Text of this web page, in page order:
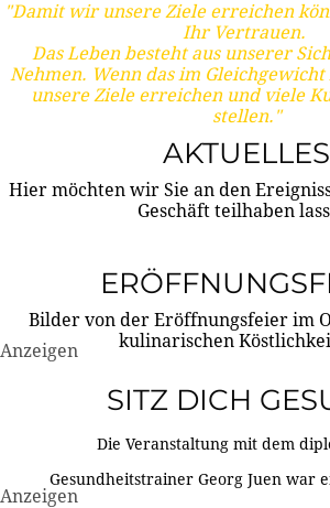
"Damit wir unsere Ziele erreichen
Ihr Vertrauen.
Das Leben besteht aus unserer
Nehmen. Wenn das im
unsere Ziele erreichen und viele
stellen."
AKTUELLES
Hier möchten wir Sie an den
Geschäft teilhaben
Bilder von der Eröffnungsfeier im
kulinarischen
Anzeigen
SITZ DICH
Die Veranstaltung mit dem
Gesundheitstrainer Georg Juen war
Anzeigen